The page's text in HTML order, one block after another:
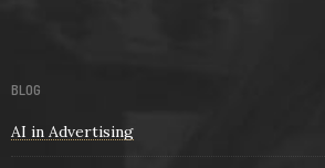
BLOG
AI in Advertising